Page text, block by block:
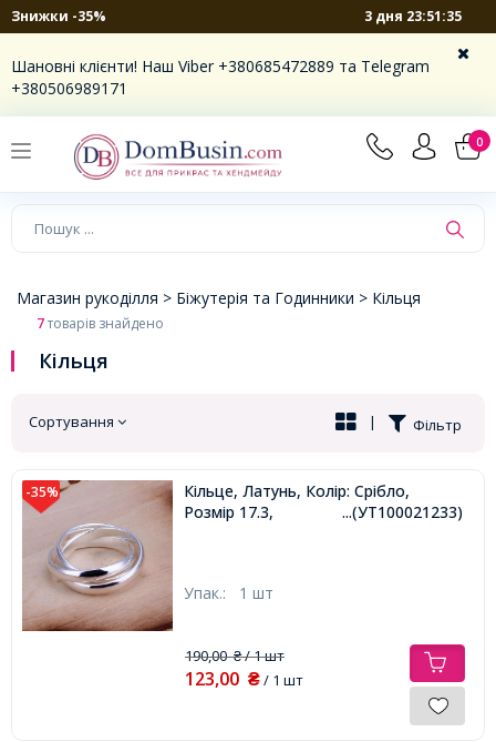
Знижки -35% 3 дня 23:51:35
Шановні клієнти! Наш Viber +380685472889 та Telegram
+380506989171
0
×
Магазин рукоділля > Біжутерія та Годинники > Кільця
7товарів знайдено
Кільця
Сортування Фільтр
|
-35%
Кільце, Латунь, Колір: Срібло,
Розмір 17.3,
...(УТ100021233)
Упак.: 1 шт
190,00₴/ 1 шт
123,00 ₴/ 1 шт